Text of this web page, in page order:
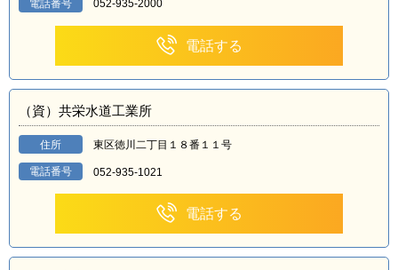
電話番号 052-935-2000
電話する
（資）共栄水道工業所
住所 東区徳川二丁目１８番１１号
電話番号 052-935-1021
電話する